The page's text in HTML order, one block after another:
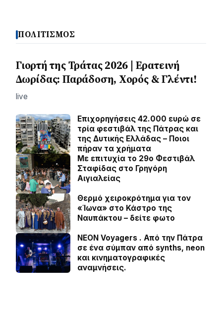
ΠΟΛΙΤΙΣΜΟΣ
Γιορτή της Τράτας 2026 | Ερατεινή
Δωρίδας: Παράδοση, Χορός & Γλέντι!
live
Επιχορηγήσεις 42.000 ευρώ σε
τρία φεστιβάλ της Πάτρας και
της Δυτικής Ελλάδας – Ποιοι
πήραν τα χρήματα
Με επιτυχία το 29ο Φεστιβάλ
Σταφίδας στο Γρηγόρη
Aιγιαλείας
Θερμό χειροκρότημα για τον
«Ίωνα» στο Κάστρο της
Ναυπάκτου – δείτε φωτο
NEON Voyagers . Από την Πάτρα
σε ένα σύμπαν από synths, neon
και κινηματογραφικές
αναμνήσεις.